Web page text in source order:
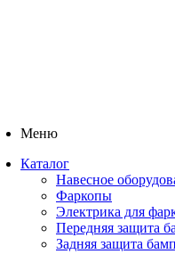
Меню
Каталог
Навесное
Фаркопы
Электрика для
Передняя защита
Задняя защита